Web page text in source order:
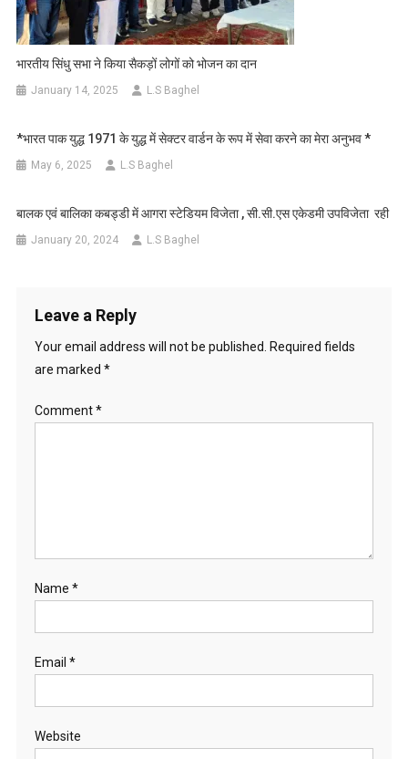
भारतीय सिंधु सभा ने किया सैकड़ों लोगों को भोजन का दान
January 14, 2025 L.S Baghel
*भारत पाक युद्ध 1971 के युद्ध में सेक्टर वार्डन के रूप में सेवा करने का मेरा अनुभव *
May 6, 2025 L.S Baghel
बालक एवं बालिका कबड्डी में आगरा स्टेडियम विजेता , सी.सी.एस एकेडमी उपविजेता रही
January 20, 2024 L.S Baghel
Leave a Reply
Your email address will not be published.
Required fields
are marked *
Comment*
Name *
Email *
Website